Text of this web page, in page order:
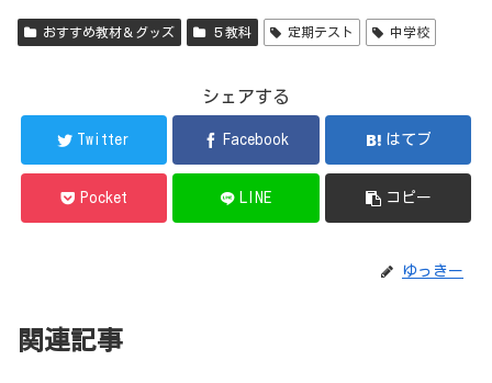
おすすめ教材＆グッズ ５教科 定期テスト 中学校
シェアする
Twitter Facebook はてブ
Pocket LINE コピー
ゆっきー
関連記事